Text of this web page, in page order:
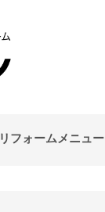
リフォームメニュー